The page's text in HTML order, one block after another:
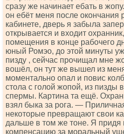
сразу же начинает ебать в
он ебёт меня после окончания
кабинете, дверь я забыла
открывается и входит
помещения в конце рабочего
юный Ромэо, до этой минуты
пизду , сейчас прочищал мне
вошёл, он тут же вышел из
моментально опал и повис
стола с голой жопой, из пизды
спермы. Картина та ещё.
взял быка за рога. —
некоторые превращают свои
дальше в том же тоне. Я
компенсацию за моральный